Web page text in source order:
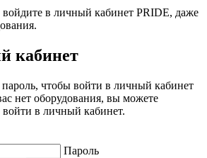
войдите в личный кабинет PRIDE, даже
кабинет
чтобы войти в личный кабинет
нет оборудования, вы можете
войти в личный кабинет.
Пароль